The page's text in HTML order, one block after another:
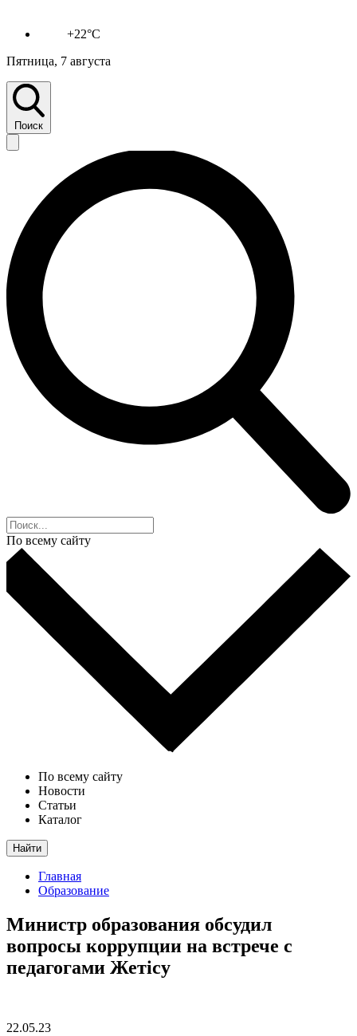
+22°C
Пятница, 7 августа
Поиск
По всему сайту
По всему сайту
Новости
Статьи
Каталог
Найти
Главная
Образование
Министр образования обсудил
вопросы коррупции на встрече с
педагогами Жетісу
22.05.23